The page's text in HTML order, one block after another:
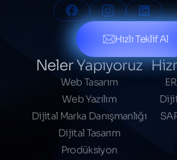
Hızlı Teklif Al
Neler Yapıyoruz
Web Tasarım
Web Yazılım
Dijital Marka Danışmanlığı
Dijital Tasarım
Prodüksiyon